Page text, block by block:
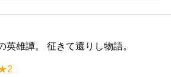
英雄譚。 征きて還りし物語。